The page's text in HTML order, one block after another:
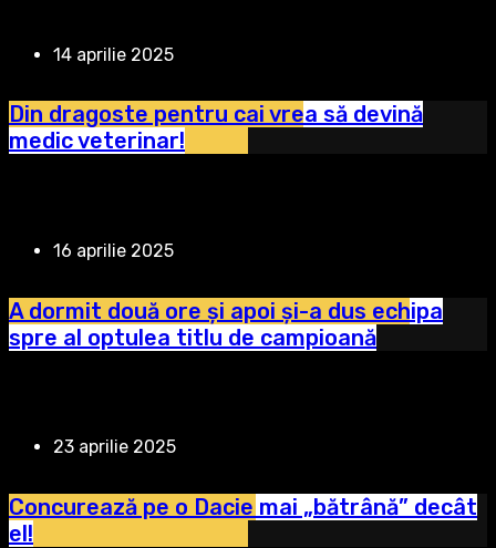
14 aprilie 2025
Din dragoste pentru cai vrea să devină
medic veterinar!
16 aprilie 2025
A dormit două ore și apoi și-a dus echipa
spre al optulea titlu de campioană
23 aprilie 2025
Concurează pe o Dacie mai „bătrână” decât
el!